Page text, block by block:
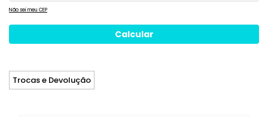
Não sei meu CEP
Trocas e Devolução